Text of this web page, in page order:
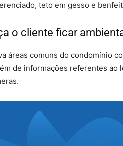
teto em gesso e
o cliente ficar
áreas comuns do condomínio
de informações referentes ao